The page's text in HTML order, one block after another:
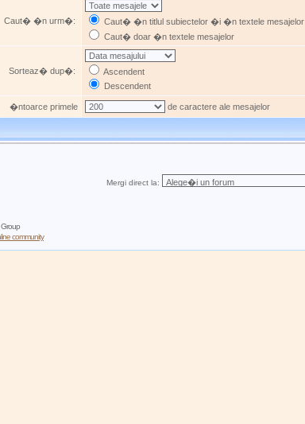
Caut� �n urm�:
Caut� �n titlul subiectelor �i �n textele mesajelor
Caut� doar �n textele mesajelor
Sorteaz� dup�:
Ascendent
Descendent
�ntoarce primele de caractere ale mesajelor
Mergi direct la:
community